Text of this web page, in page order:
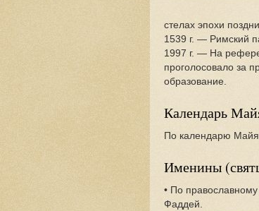
стелах эпохи
1539 г. — Римский
1997 г. — На
проголосовало за
образование.
Календарь
По календарю Майя
Именины
• По
Фаддей.